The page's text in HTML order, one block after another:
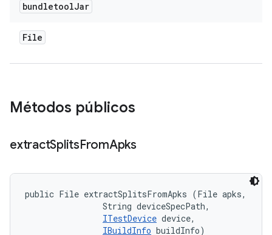
bundletoolJar
File
Métodos públicos
extractSplitsFromApks
public File extractSplitsFromApks (File apks,
                String deviceSpecPath,
ITestDevice device,
IBuildInfo buildInfo)